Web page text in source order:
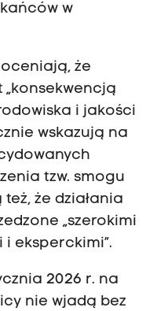
w
że
„konsekwencją
i jakości
wskazują na
tzw. smogu
że działania
„szerokimi
eksperckimi”.
2026 r. na
nie wjadą bez